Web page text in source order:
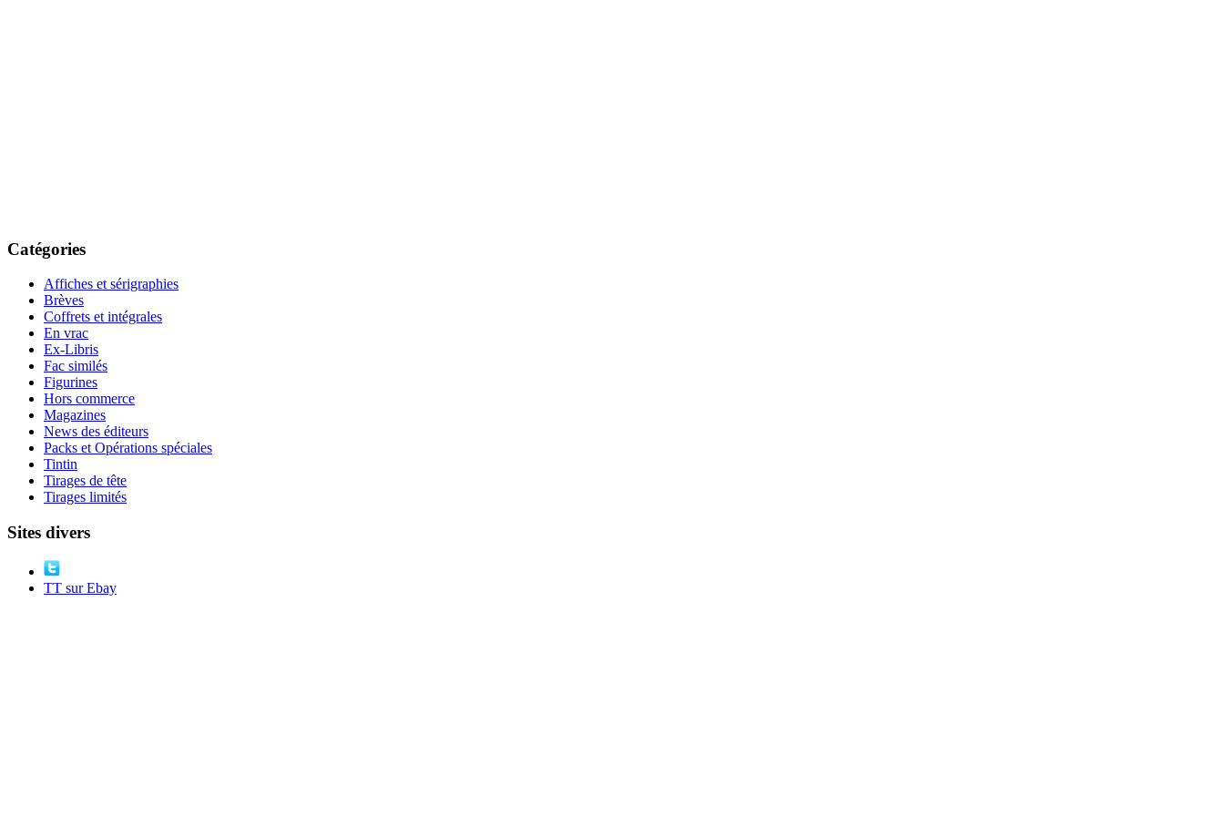
Catégories
Affiches et sérigraphies
Brèves
Coffrets et intégrales
En vrac
Ex-Libris
Fac similés
Figurines
Hors commerce
Magazines
News des éditeurs
Packs et Opérations spéciales
Tintin
Tirages de tête
Tirages limités
Sites divers
TT sur Ebay